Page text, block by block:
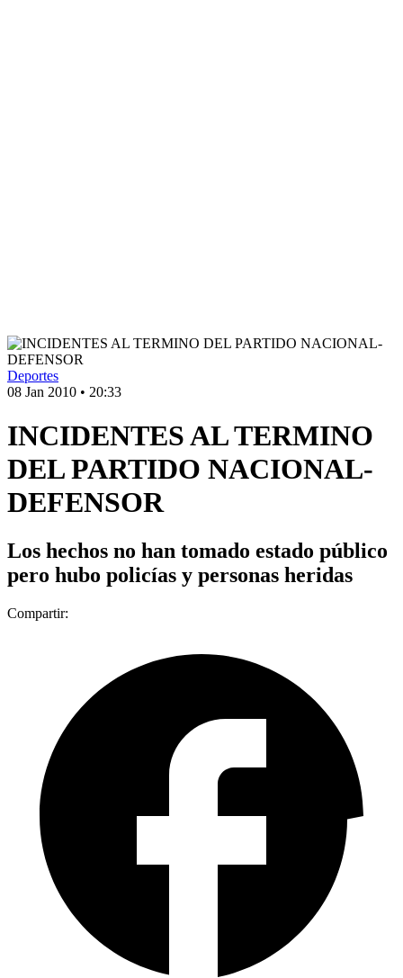
Deportes
08 Jan 2010 • 20:33
INCIDENTES AL TERMINO
DEL PARTIDO NACIONAL-
DEFENSOR
Los hechos no han tomado estado público
pero hubo policías y personas heridas
Compartir: